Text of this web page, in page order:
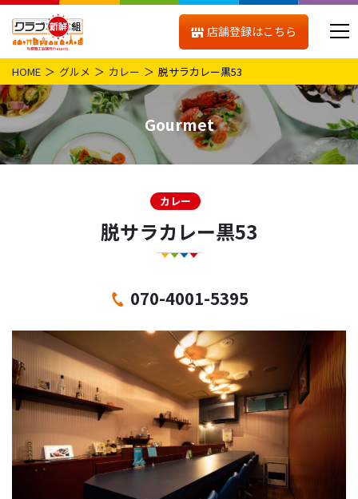
店舗登録はこちら
HOME グルメ カレー 脱サラカレー黒53
Gourmet
カレー
脱サラカレー黒53
070-4001-5395